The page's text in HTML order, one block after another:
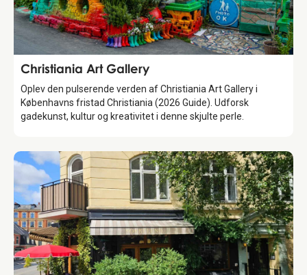
Attraction
Christiania Art Gallery
Oplev den pulserende verden af Christiania Art Gallery i
Københavns fristad Christiania (2026 Guide). Udforsk
gadekunst, kultur og kreativitet i denne skjulte perle.